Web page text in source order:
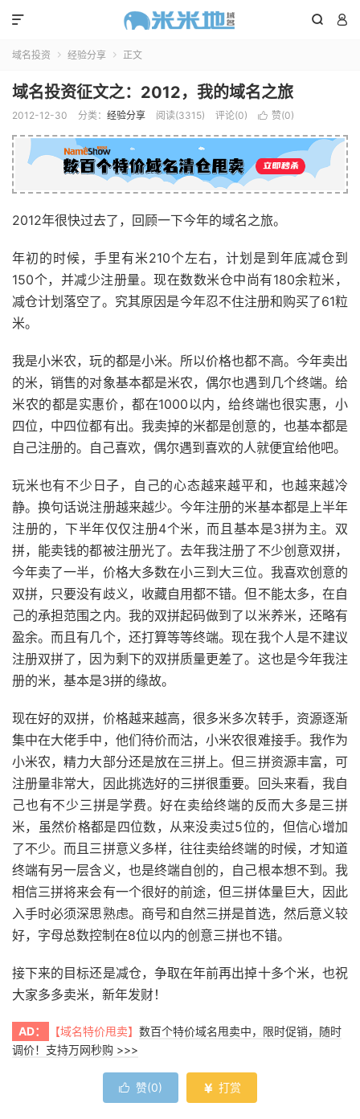
 

域名投资  经验分享  正文
域名投资征文之：2012，我的域名之旅
2012-12-30 分类： 经验分享 阅读(3315) 评论(0)  赞(0)
2012年很快过去了，回顾一下今年的域名之旅。
年初的时候，手里有米210个左右，计划是到年底减仓到
150个，并减少注册量。现在数数米仓中尚有180余粒米，
减仓计划落空了。究其原因是今年忍不住注册和购买了61粒
米。
我是小米农，玩的都是小米。所以价格也都不高。今年卖出
的米，销售的对象基本都是米农，偶尔也遇到几个终端。给
米农的都是实惠价，都在1000以内，给终端也很实惠，小
四位，中四位都有出。我卖掉的米都是创意的，也基本都是
自己注册的。自己喜欢，偶尔遇到喜欢的人就便宜给他吧。
玩米也有不少日子，自己的心态越来越平和，也越来越冷
静。换句话说注册越来越少。今年注册的米基本都是上半年
注册的，下半年仅仅注册4个米，而且基本是3拼为主。双
拼，能卖钱的都被注册光了。去年我注册了不少创意双拼，
今年卖了一半，价格大多数在小三到大三位。我喜欢创意的
双拼，只要没有歧义，收藏自用都不错。但不能太多，在自
己的承担范围之内。我的双拼起码做到了以米养米，还略有
盈余。而且有几个，还打算等等终端。现在我个人是不建议
注册双拼了，因为剩下的双拼质量更差了。这也是今年我注
册的米，基本是3拼的缘故。
现在好的双拼，价格越来越高，很多米多次转手，资源逐渐
集中在大佬手中，他们待价而沽，小米农很难接手。我作为
小米农，精力大部分还是放在三拼上。但三拼资源丰富，可
注册量非常大，因此挑选好的三拼很重要。回头来看，我自
己也有不少三拼是学费。好在卖给终端的反而大多是三拼
米，虽然价格都是四位数，从来没卖过5位的，但信心增加
了不少。而且三拼意义多样，往往卖给终端的时候，才知道
终端有另一层含义，也是终端自创的，自己根本想不到。我
相信三拼将来会有一个很好的前途，但三拼体量巨大，因此
入手时必须深思熟虑。商号和自然三拼是首选，然后意义较
好，字母总数控制在8位以内的创意三拼也不错。
接下来的目标还是减仓，争取在年前再出掉十多个米，也祝
大家多多卖米，新年发财！
AD： 【域名特价甩卖】 数百个特价域名甩卖中，限时促销，随时
调价！支持万网秒购 >>>
 赞(0)  打赏